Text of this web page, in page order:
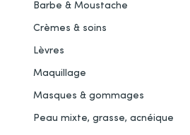
Barbe & Moustache
Crèmes & soins
Lèvres
Maquillage
Masques & gommages
Peau mixte, grasse, acnéique